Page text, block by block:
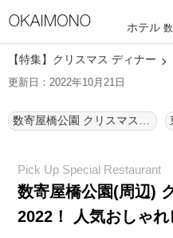
ホテル
【特集】クリスマス ディナー
更新日：2022年10月21日
数寄屋橋公園(周辺)
2022！ 人気おしゃ